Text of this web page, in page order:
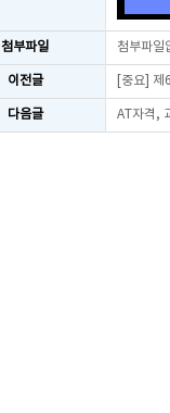
첨부파일 첨부파일
이전글 [중요]
다음글 AT자격,